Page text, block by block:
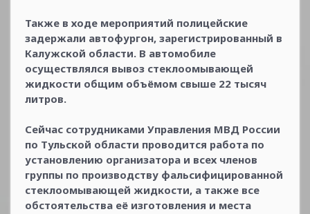
Также в ходе мероприятий полицейские
задержали автофургон, зарегистрированный в
Калужской области. В автомобиле
осуществлялся вывоз стеклоомывающей
жидкости общим объёмом свыше 22 тысяч
литров.
Сейчас сотрудниками Управления МВД России
по Тульской области проводится работа по
установлению организатора и всех членов
группы по производству фальсифицированной
стеклоомывающей жидкости, а также все
обстоятельства её изготовления и места